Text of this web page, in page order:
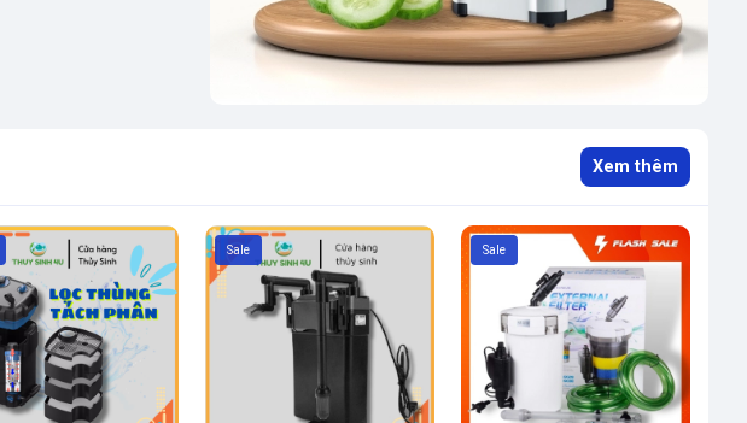
Xem thêm
Sale Sale